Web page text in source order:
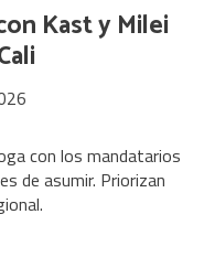
Kast y Milei
con los mandatarios
de asumir. Priorizan